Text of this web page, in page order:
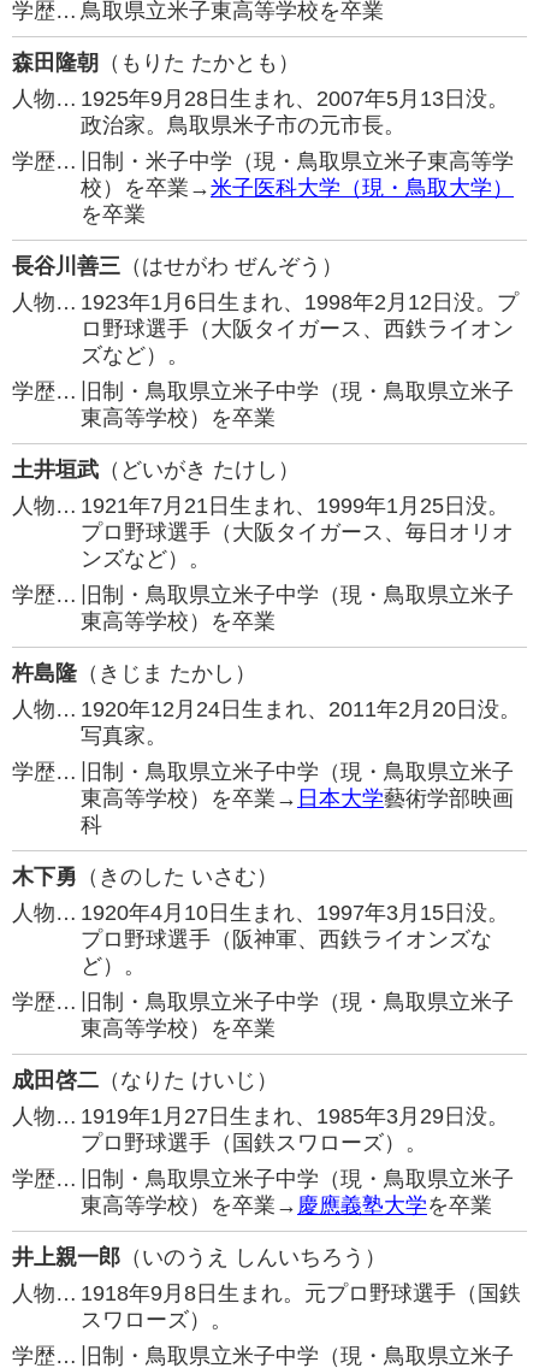
学歴… 鳥取県立米子東高等学校を卒業
森田隆朝 （もりた たかとも）
人物… 1925年9月28日生まれ、2007年5月13日没。
政治家。鳥取県米子市の元市長。
学歴…
旧制・米子中学（現・鳥取県立米子東高等学
校）を卒業→米子医科大学（現・鳥取大学）
を卒業
長谷川善三 （はせがわ ぜんぞう）
人物… 1923年1月6日生まれ、1998年2月12日没。プ
ロ野球選手（大阪タイガース、西鉄ライオン
ズなど）。
学歴…
旧制・鳥取県立米子中学（現・鳥取県立米子
東高等学校）を卒業
土井垣武 （どいがき たけし）
人物… 1921年7月21日生まれ、1999年1月25日没。
プロ野球選手（大阪タイガース、毎日オリオ
ンズなど）。
学歴…
旧制・鳥取県立米子中学（現・鳥取県立米子
東高等学校）を卒業
杵島隆 （きじま たかし）
人物… 1920年12月24日生まれ、2011年2月20日没。
写真家。
学歴…
旧制・鳥取県立米子中学（現・鳥取県立米子
東高等学校）を卒業→ 日本大学藝術学部映画
科
木下勇 （きのした いさむ）
人物… 1920年4月10日生まれ、1997年3月15日没。
プロ野球選手（阪神軍、西鉄ライオンズな
ど）。
学歴…
旧制・鳥取県立米子中学（現・鳥取県立米子
東高等学校）を卒業
成田啓二 （なりた けいじ）
人物… 1919年1月27日生まれ、1985年3月29日没。
プロ野球選手（国鉄スワローズ）。
学歴…
旧制・鳥取県立米子中学（現・鳥取県立米子
東高等学校）を卒業→ 慶應義塾大学を卒業
井上親一郎 （いのうえ しんいちろう）
人物… 1918年9月8日生まれ。元プロ野球選手（国鉄
スワローズ）。
学歴…
旧制・鳥取県立米子中学（現・鳥取県立米子